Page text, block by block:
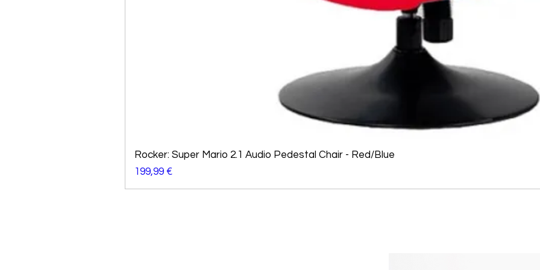
Rocker: Super Mario 2.1 Audio Pedestal Chair - Red/Blue
Preço
199,99 €